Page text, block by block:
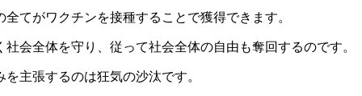
てがワクチンを接種することで獲得できます。
会全体を守り、従って社会全体の自由も奪回するのです。
主張するのは狂気の沙汰です。